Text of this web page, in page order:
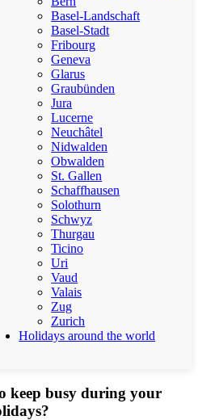
Basel-Landschaft
Basel-Stadt
Fribourg
Geneva
Glarus
Graubünden
Jura
Lucerne
Neuchâtel
Nidwalden
Obwalden
St. Gallen
Schaffhausen
Solothurn
Schwyz
Thurgau
Ticino
Uri
Vaud
Valais
Zug
Zurich
Holidays around the world
keep busy during your